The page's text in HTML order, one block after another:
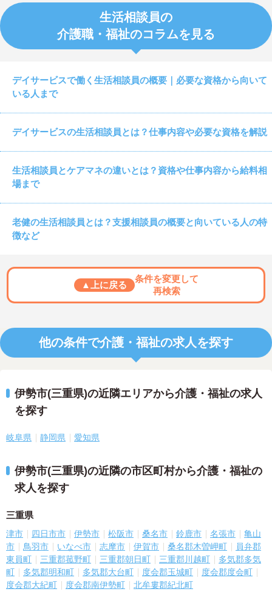
生活相談員の
介護職・福祉のコラムを見る
デイサービスで働く生活相談員の概要｜必要な資格から向いて
いる人まで
デイサービスの生活相談員とは？仕事内容や必要な資格を解説
生活相談員とケアマネの違いとは？資格や仕事内容から給料相
場まで
老健の生活相談員とは？支援相談員の概要と向いている人の特
徴など
▲上に戻る
条件を変更して
再検索
他の条件で介護・福祉の求人を探す
伊勢市(三重県)の近隣エリアから介護・福祉の求人
を探す
岐阜県 静岡県 愛知県
伊勢市(三重県)の近隣の市区町村から介護・福祉の
求人を探す
三重県
津市 四日市市 伊勢市 松阪市 桑名市 鈴鹿市 名張市
亀山
市
鳥羽市 いなべ市 志摩市 伊賀市 桑名郡木曽岬町
員弁郡
東員町
三重郡菰野町 三重郡朝日町 三重郡川越町
多気郡多気
町
多気郡明和町 多気郡大台町 度会郡玉城町
度会郡度会町
度会郡大紀町
度会郡南伊勢町 北牟婁郡紀北町